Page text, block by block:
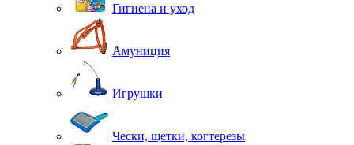
Гигиена и уход
Амуниция
Игрушки
Чески, щетки, когтерезы